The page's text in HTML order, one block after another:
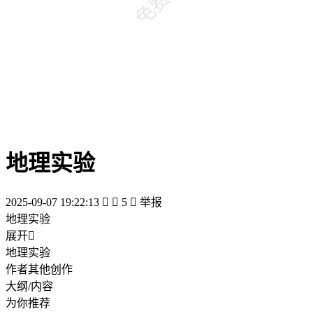
地理实验
2025-09-07 19:22:13   5  举报
地理实验
展开
地理实验
作者其他创作
大纲/内容
为你推荐